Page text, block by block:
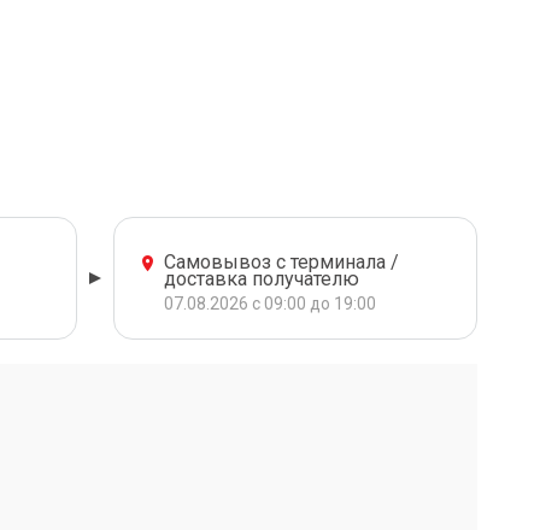
Самовывоз с терминала /
доставка получателю
07.08.2026 с 09:00 до 19:00